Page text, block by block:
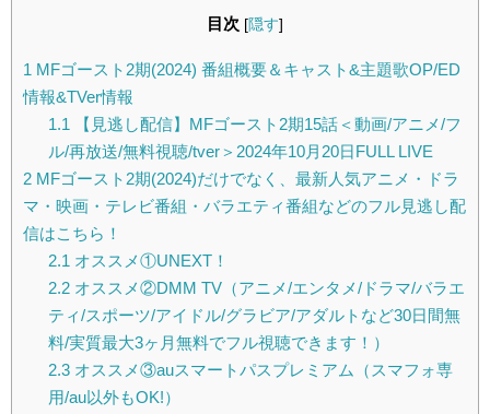
目次 [隠す]
1 MFゴースト2期(2024) 番組概要＆キャスト&主題歌OP/ED
情報&TVer情報
1.1【見逃し配信】MFゴースト2期15話＜動画/アニメ/フ
ル/再放送/無料視聴/tver＞2024年10月20日FULL LIVE
2 MFゴースト2期(2024)だけでなく、最新人気アニメ・ドラ
マ・映画・テレビ番組・バラエティ番組などのフル見逃し配
信はこちら！
2.1オススメ①UNEXT！
2.2オススメ②DMM TV（アニメ/エンタメ/ドラマ/バラエ
ティ/スポーツ/アイドル/グラビア/アダルトなど30日間無
料/実質最大3ヶ月無料でフル視聴できます！）
2.3オススメ③auスマートパスプレミアム（スマフォ専
用/au以外もOK!）